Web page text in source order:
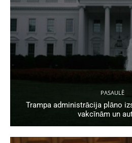
PASAULĒ
Trampa administrācija plāno
vakcīnām un